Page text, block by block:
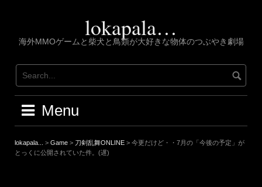
lokapala…
海外MMOゲームと柴犬と鳥類が大好きな物体のつぶやき劇場
Menu
lokapala... > Game > 刀剣乱舞ONLINE > 今更だけど・・7月の「今後の予定」が
とっくに公開されていた件。(遅)